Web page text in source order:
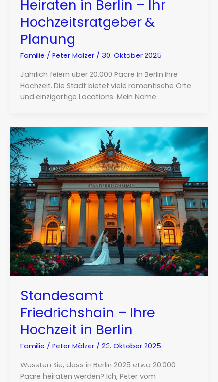
Heiraten in Berlin – Ihr
Hochzeitsratgeber &
Planung
Familie / Peter Mälzer / 30. Oktober 2025
Jährlich feiern über 20.000 Paare in Berlin ihre
Hochzeit. Die Stadt bietet viele romantische Orte
und einzigartige Locations. Mein Name
Standesamt
Friedrichshain – Ihre
Hochzeit in Berlin
Familie / Peter Mälzer / 23. Oktober 2025
Wussten Sie, dass in Berlin 2025 etwa 20.000
Paare heiraten werden? Ich, Peter vom